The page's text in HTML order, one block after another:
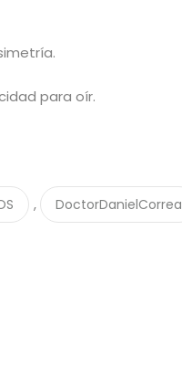
para oír.
, DoctorDanielCorrea